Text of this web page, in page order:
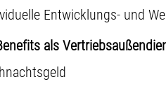
Entwicklungs- und
als